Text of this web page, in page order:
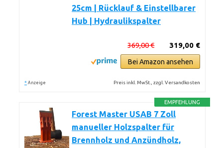
25cm | Rücklauf & Einstellbarer
Hub | Hydraulikspalter
319,00 €
369,00 €
Bei Amazon ansehen
* Anzeige Preis inkl. MwSt., zzgl. Versandkosten
EMPFEHLUNG
Forest Master USAB 7 Zoll
manueller Holzspalter für
Brennholz und Anzündholz,